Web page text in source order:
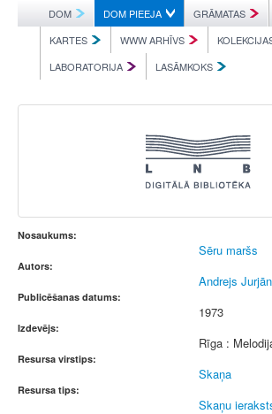
DOM DOM PIEEJA GRĀMATAS
KARTES
WWW ARHĪVS
LABORATORIJA
LASĀMKOKS
Nosaukums:
Sēru maršs
Autors:
Andrejs
Publicēšanas datums:
1973
Izdevējs:
Rīga :
Resursa virstips:
Skaņa
Resursa tips:
Skaņu